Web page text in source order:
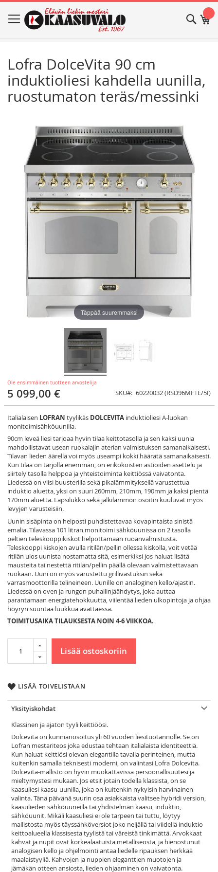
to
Content
Haku
Lofra DolceVita 90 cm
induktioliesi kahdella uunilla,
ruostumaton teräs/messinki
Ole ensimmäinen tuotteen arvostelija
5 099,00 € SKU 60220032 (RSD96MFTE/5I)
Italialaisen LOFRAN tyylikäs DOLCEVITA induktioliesi A-luokan
monitoimisähköuunilla.
90cm leveä liesi tarjoaa hyvin tilaa keittotasolla ja sen kaksi uunia
mahdollistavat usean ruokalajin aterian valmistuksen samanaikaisesti.
Tilavan lieden äärellä voi myös useampi kokki häärätä samanaikaisesti.
Kun tilaa on tarjolla enemmän, on erikokoisten astioiden asettelu ja
siirtely tasolla helppoa ja yhteistoiminta keittiössä vaivatonta.
Liedessä on viisi buusterilla sekä pikalämmityksellä varustettua
induktio aluetta, yksi on suuri 260mm, 210mm, 190mm ja kaksi pientä
170mm aluetta. Lapsilukko sekä jälkilämmön osoitin kuuluvat myös
levyjen varusteisiin.
Uunin sisäpinta on helposti puhdistettavaa kovapintaista sinistä
emalia. Tilavassa 101 litran monitoimi sähköuunissa on 2 tasolla
peltien teleskooppikiskot helpottamaan ruoanvalmistusta.
Teleskooppi kiskojen avulla ritilän/pellin ollessa kiskolla, voit vetää
ritilän ulos uunista nostamatta sitä, esimerkiksi jos haluat lisätä
mausteita tai nestettä ritilän/pellin päällä olevaan valmistettavaan
ruokaan. Uuni on myös varustettu grillivastuksin sekä
varrasmoottorilla telineineen. Uunille on analoginen kello/ajastin.
Liedessä on oven ja rungon puhallinjäähdytys, joka auttaa
parantamaan energiatehokkuutta, viilentää lieden ulkopintoja ja ohjaa
höyryn suuntaa luukkua avattaessa.
TOIMITUSAIKA TILAUKSESTA NOIN 4-6 VIIKKOA.
Lisää ostoskoriin
LISÄÄ TOIVELISTAAN
images
beginning
images
Täppää suuremmaksi
Yksityiskohdat
Klassinen ja ajaton tyyli keittiöösi.
Dolcevita on kunnianosoitus yli 60 vuoden liesituotannolle. Se on
Lofran mestariteos joka edustaa tehtaan italialaista identiteettiä.
Kun haluat keittiösi olevan elegantilla tavalla perinteinen, mutta
kuitenkin samalla teknisesti moderni, on valintasi Lofra Dolcevita.
Dolcevita-mallisto on hyvin muokattavissa persoonallisuutesi ja
mieltymystesi mukaan. Jos etsit jotain todella klassista, on se
kaasuliesi kaasu-uunilla, joka on kuitenkin nykyisin harvinainen
valinta. Tänä päivänä suurin osa asiakkaista valitsee hybridi version,
kaasulieden sähköuuneilla tai yhdistelmän kaasu, induktio,
sähköuunit. Mikäli kaasuliesi ei ole tarpeen tai tuttu, löytyy
mallistosta myös täyssähköversiot joko neljällä tai viidellä induktio
keittoalueella klassisesta tyylistä tai väreistä tinkimättä. Arvokkaat
kahvat ja nupit ovat korkealaatuista metalliseosta, ja hienostunut
analogisen kello ja ohjelmointi antaa liedelle ripauksen herkkää
maalaistyyliä. Kahvojen ja nuppien eleganttien muotojen ja
jämäkän otteen ansiosta, lieden ohjaaminen on vaivatonta.